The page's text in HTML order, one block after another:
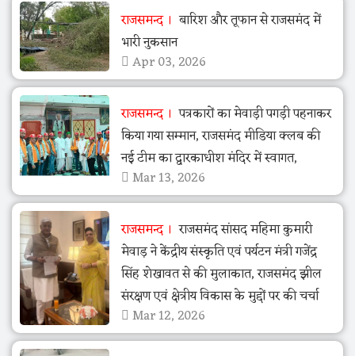
राजसमन्द
बारिश और तूफान से राजसमंद में
भारी नुकसान
Apr 03, 2026
राजसमन्द
पत्रकारों का मेवाड़ी पगड़ी पहनाकर
किया गया सम्मान, राजसमंद मीडिया क्लब की
नई टीम का द्वारकाधीश मंदिर में स्वागत,
Mar 13, 2026
राजसमन्द
राजसमंद सांसद महिमा कुमारी
मेवाड़ ने केंद्रीय संस्कृति एवं पर्यटन मंत्री गजेंद्र
सिंह शेखावत से की मुलाकात, राजसमंद झील
संरक्षण एवं क्षेत्रीय विकास के मुद्दों पर की चर्चा
Mar 12, 2026